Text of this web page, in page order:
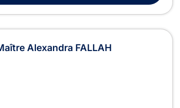
Alexandra FALLAH